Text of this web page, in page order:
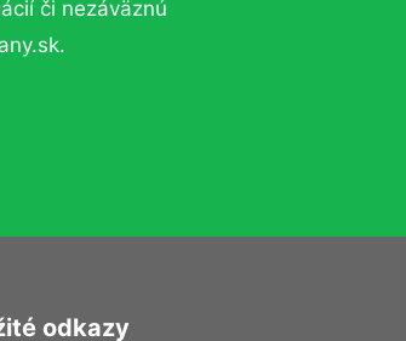
či nezáväznú
odkazy